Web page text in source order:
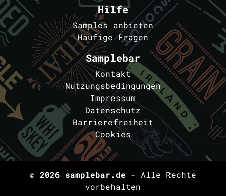
Hilfe
Samples anbieten
Häufige Fragen
Samplebar
Kontakt
Nutzungsbedingungen
Impressum
Datenschutz
Barrierefreiheit
Cookies
© 2026 samplebar.de - Alle Rechte
vorbehalten